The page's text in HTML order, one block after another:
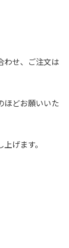
わせ、ご注文は
ほどお願いいた
げます。